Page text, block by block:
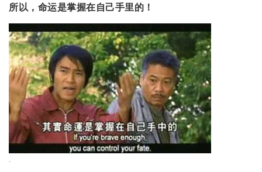
所以，命运是掌握在自己手里的！